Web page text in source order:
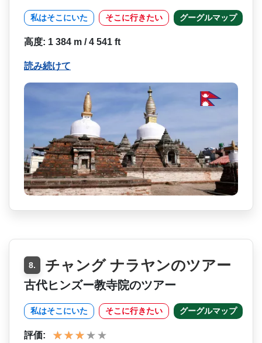
私はそこにいた そこに行きたい グーグルマップ
高度: 1 384 m / 4 541 ft
読み続けて
8. チャング ナラヤンのツアー
古代ヒンズー教寺院のツアー
私はそこにいた そこに行きたい グーグルマップ
評価: